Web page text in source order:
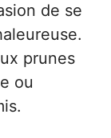
de se
prunes
ou